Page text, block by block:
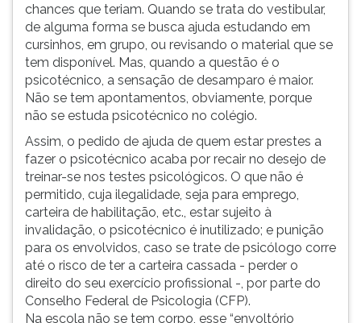
chances que teriam. Quando se trata do vestibular,
de alguma forma se busca ajuda estudando em
cursinhos, em grupo, ou revisando o material que se
tem disponível. Mas, quando a questão é o
psicotécnico, a sensação de desamparo é maior.
Não se tem apontamentos, obviamente, porque
não se estuda psicotécnico no colégio.
Assim, o pedido de ajuda de quem estar prestes a
fazer o psicotécnico acaba por recair no desejo de
treinar-se nos testes psicológicos. O que não é
permitido, cuja ilegalidade, seja para emprego,
carteira de habilitação, etc., estar sujeito à
invalidação, o psicotécnico é inutilizado; e punição
para os envolvidos, caso se trate de psicólogo corre
até o risco de ter a carteira cassada - perder o
direito do seu exercício profissional -, por parte do
Conselho Federal de Psicologia (CFP).
Na escola não se tem corpo, esse “envoltório